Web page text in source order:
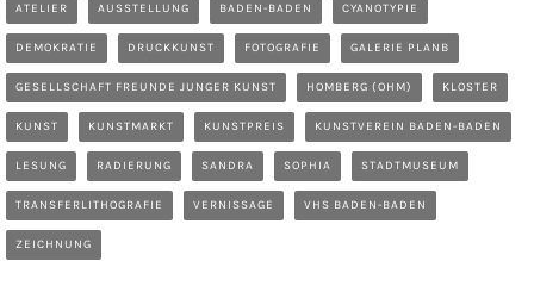
ATELIER AUSSTELLUNG BADEN-BADEN CYANOTYPIE
DEMOKRATIE DRUCKKUNST FOTOGRAFIE GALERIE PLANB
GESELLSCHAFT FREUNDE JUNGER KUNST HOMBERG (OHM) KLOSTER
KUNST KUNSTMARKT KUNSTPREIS KUNSTVEREIN BADEN-BADEN
LESUNG RADIERUNG SANDRA SOPHIA STADTMUSEUM
TRANSFERLITHOGRAFIE VERNISSAGE VHS BADEN-BADEN
ZEICHNUNG